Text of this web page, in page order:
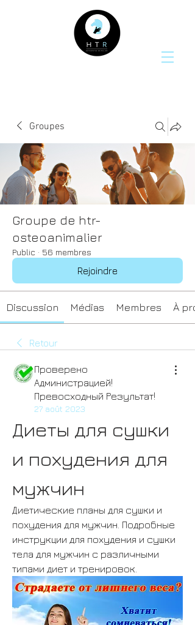
Groupes
Groupe de htr-
osteoanimalier
Public · 56 membres
Rejoindre
Discussion Médias Membres À
Retour
Проверено
Администрацией!
Превосходный Результат!
27 août 2023
Диеты для сушки
и похудения для
мужчин
Диетические планы для сушки и
похудения для мужчин. Подробные
инструкции для похудения и сушки
тела для мужчин с различными
типами диет и тренировок.